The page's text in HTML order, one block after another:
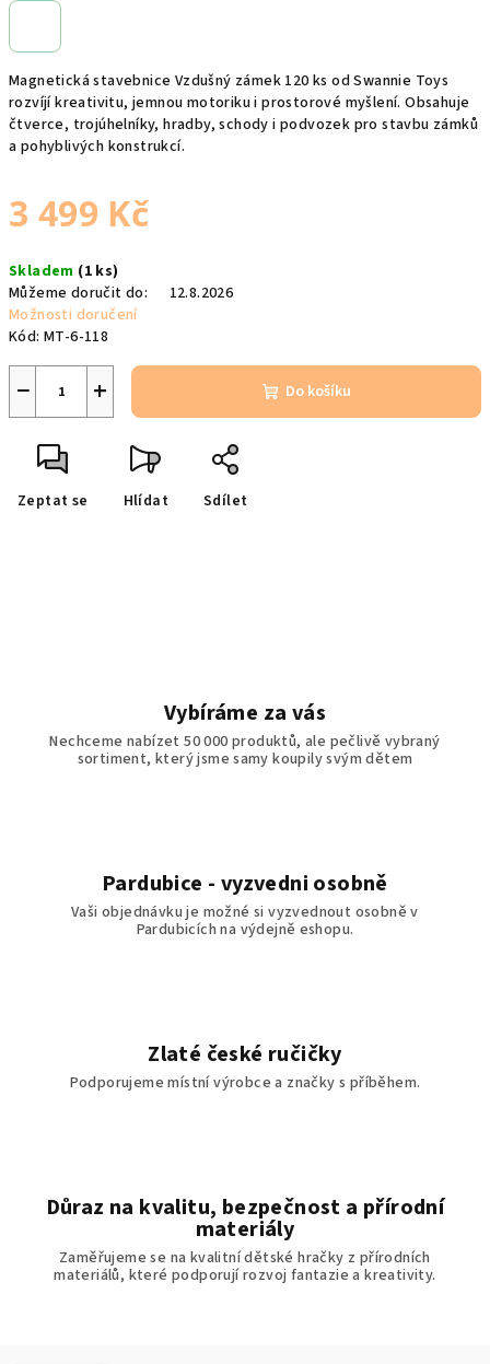
Magnetická stavebnice Vzdušný zámek 120 ks od Swannie Toys
rozvíjí kreativitu, jemnou motoriku i prostorové myšlení. Obsahuje
čtverce, trojúhelníky, hradby, schody i podvozek pro stavbu zámků
a pohyblivých konstrukcí.
3 499 Kč
cena:
Skladem (1 ks)
Můžeme doručit do:
12.8.2026
Možnosti doručení
Kód: MT-6-118
+
− Do košíku
Zeptat se Hlídat Sdílet
R
M
A
Vybíráme za vás
Nechceme nabízet 50 000 produktů, ale pečlivě vybraný
sortiment, který jsme samy koupily svým dětem
Pardubice - vyzvedni osobně
Vaši objednávku je možné si vyzvednout osobně v
Pardubicích na výdejně eshopu.
Zlaté české ručičky
Podporujeme místní výrobce a značky s příběhem.
Důraz na kvalitu, bezpečnost a přírodní
materiály
Zaměřujeme se na kvalitní dětské hračky z přírodních
materiálů, které podporují rozvoj fantazie a kreativity.